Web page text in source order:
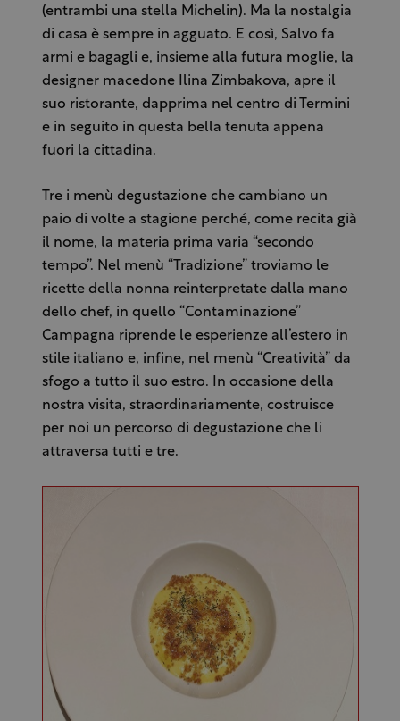
(entrambi una stella Michelin). Ma la nostalgia
di casa è sempre in agguato. E così, Salvo fa
armi e bagagli e, insieme alla futura moglie, la
designer macedone Ilina Zimbakova, apre il
suo ristorante, dapprima nel centro di Termini
e in seguito in questa bella tenuta appena
fuori la cittadina.
Tre i menù degustazione che cambiano un
paio di volte a stagione perché, come recita già
il nome, la materia prima varia “secondo
tempo”. Nel menù “Tradizione” troviamo le
ricette della nonna reinterpretate dalla mano
dello chef, in quello “Contaminazione”
Campagna riprende le esperienze all’estero in
stile italiano e, infine, nel menù “Creatività” da
sfogo a tutto il suo estro. In occasione della
nostra visita, straordinariamente, costruisce
per noi un percorso di degustazione che li
attraversa tutti e tre.